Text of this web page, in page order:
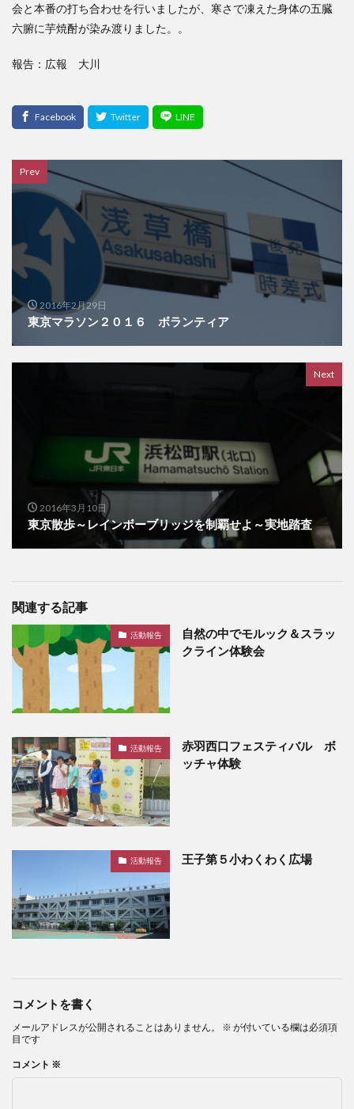
会と本番の打ち合わせを行いましたが、寒さで凍えた身体の五臓
六腑に芋焼酎が染み渡りました。。
報告：広報 大川
Prev
2016年2月29日
東京マラソン２０１６ ボランティア
Next
2016年3月10日
東京散歩～レインボーブリッジを制覇せよ～実地踏査
関連する記事
活動報告
自然の中でモルック＆スラッ
クライン体験会
活動報告
赤羽西口フェスティバル ボ
ッチャ体験
活動報告 王子第５小わくわく広場
コメントを書く
メールアドレスが公開されることはありません。 ※ が付いている欄は必須項
目です
コメント ※